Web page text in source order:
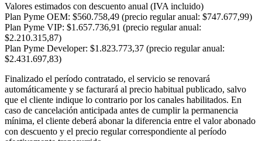
Valores estimados con descuento anual (IVA incluido)
Plan Pyme OEM: $560.758,49 (precio regular anual: $747.677,99)
Plan Pyme VIP: $1.657.736,91 (precio regular anual:
$2.210.315,87)
Plan Pyme Developer: $1.823.773,37 (precio regular anual:
$2.431.697,83)
Finalizado el período contratado, el servicio se renovará
automáticamente y se facturará al precio habitual publicado, salvo
que el cliente indique lo contrario por los canales habilitados. En
caso de cancelación anticipada antes de cumplir la permanencia
mínima, el cliente deberá abonar la diferencia entre el valor abonado
con descuento y el precio regular correspondiente al período